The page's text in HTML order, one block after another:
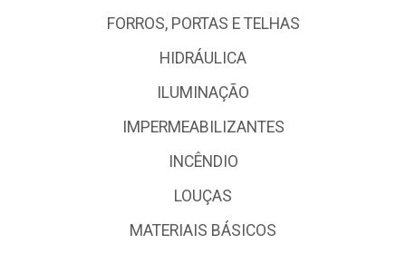
FORROS, PORTAS E TELHAS
HIDRÁULICA
ILUMINAÇÃO
IMPERMEABILIZANTES
INCÊNDIO
LOUÇAS
MATERIAIS BÁSICOS